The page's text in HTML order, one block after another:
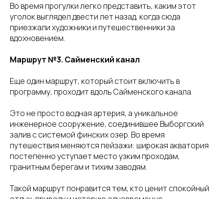
Во время прогулки легко представить, каким этот
уголок выглядел двести лет назад, когда сюда
приезжали художники и путешественники за
вдохновением.
Маршрут №3. Сайменский канал
Еще один маршрут, который стоит включить в
программу, проходит вдоль Сайменского канала.
Это не просто водная артерия, а уникальное
инженерное сооружение, соединившее Выборгский
залив с системой финских озер. Во время
путешествия меняются пейзажи: широкая акватория
постепенно уступает место узким проходам,
гранитным берегам и тихим заводям.
Такой маршрут понравится тем, кто ценит спокойный